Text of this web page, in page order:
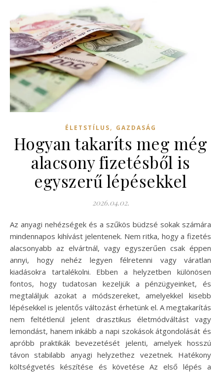
ÉLETSTÍLUS, GAZDASÁG
Hogyan takaríts meg még
alacsony fizetésből is
egyszerű lépésekkel
2026.04.02.
Az anyagi nehézségek és a szűkös büdzsé sokak számára
mindennapos kihívást jelentenek. Nem ritka, hogy a fizetés
alacsonyabb az elvártnál, vagy egyszerűen csak éppen
annyi, hogy nehéz legyen félretenni vagy váratlan
kiadásokra tartalékolni. Ebben a helyzetben különösen
fontos, hogy tudatosan kezeljük a pénzügyeinket, és
megtaláljuk azokat a módszereket, amelyekkel kisebb
lépésekkel is jelentős változást érhetünk el. A megtakarítás
nem feltétlenül jelent drasztikus életmódváltást vagy
lemondást, hanem inkább a napi szokások átgondolását és
apróbb praktikák bevezetését jelenti, amelyek hosszú
távon stabilabb anyagi helyzethez vezetnek. Hatékony
költségvetés készítése és követése Az első lépés a